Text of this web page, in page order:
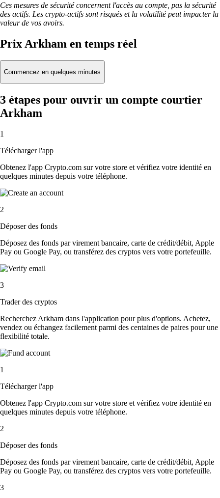
Ces mesures de sécurité concernent l'accès au compte, pas la sécurité
des actifs. Les crypto-actifs sont risqués et la volatilité peut impacter la
valeur de vos avoirs.
Prix Arkham en temps réel
Commencez en quelques minutes
3 étapes pour ouvrir un compte courtier
Arkham
1
Télécharger l'app
Obtenez l'app Crypto.com sur votre store et vérifiez votre identité en
quelques minutes depuis votre téléphone.
2
Déposer des fonds
Déposez des fonds par virement bancaire, carte de crédit/débit, Apple
Pay ou Google Pay, ou transférez des cryptos vers votre portefeuille.
3
Trader des cryptos
Recherchez Arkham dans l'application pour plus d'options. Achetez,
vendez ou échangez facilement parmi des centaines de paires pour une
flexibilité totale.
1
Télécharger l'app
Obtenez l'app Crypto.com sur votre store et vérifiez votre identité en
quelques minutes depuis votre téléphone.
2
Déposer des fonds
Déposez des fonds par virement bancaire, carte de crédit/débit, Apple
Pay ou Google Pay, ou transférez des cryptos vers votre portefeuille.
3